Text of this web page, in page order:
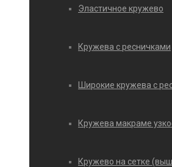
Эластичное кружево
Кружева с ресничками
Широкие кружева с
Кружева макраме
Кружево на сетке